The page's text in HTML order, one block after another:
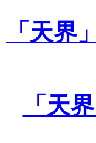
「天
「天